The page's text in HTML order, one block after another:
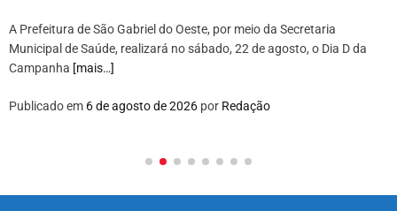
A Prefeitura de São Gabriel do Oeste, por meio da Secretaria
Municipal de Saúde, realizará no sábado, 22 de agosto, o Dia D da
Campanha [mais…]
Publicado em 6 de agosto de 2026 por Redação